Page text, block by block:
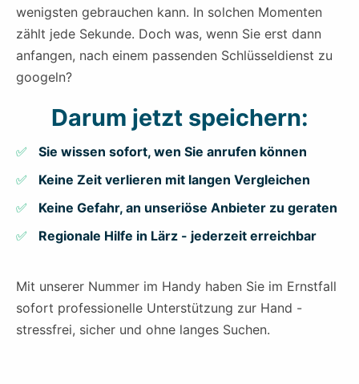
wenigsten gebrauchen kann. In solchen Momenten
zählt jede Sekunde. Doch was, wenn Sie erst dann
anfangen, nach einem passenden Schlüsseldienst zu
googeln?
Darum jetzt speichern:
Sie wissen sofort, wen Sie anrufen können
Keine Zeit verlieren mit langen Vergleichen
Keine Gefahr, an unseriöse Anbieter zu geraten
Regionale Hilfe in Lärz - jederzeit erreichbar
Mit unserer Nummer im Handy haben Sie im Ernstfall
sofort professionelle Unterstützung zur Hand -
stressfrei, sicher und ohne langes Suchen.